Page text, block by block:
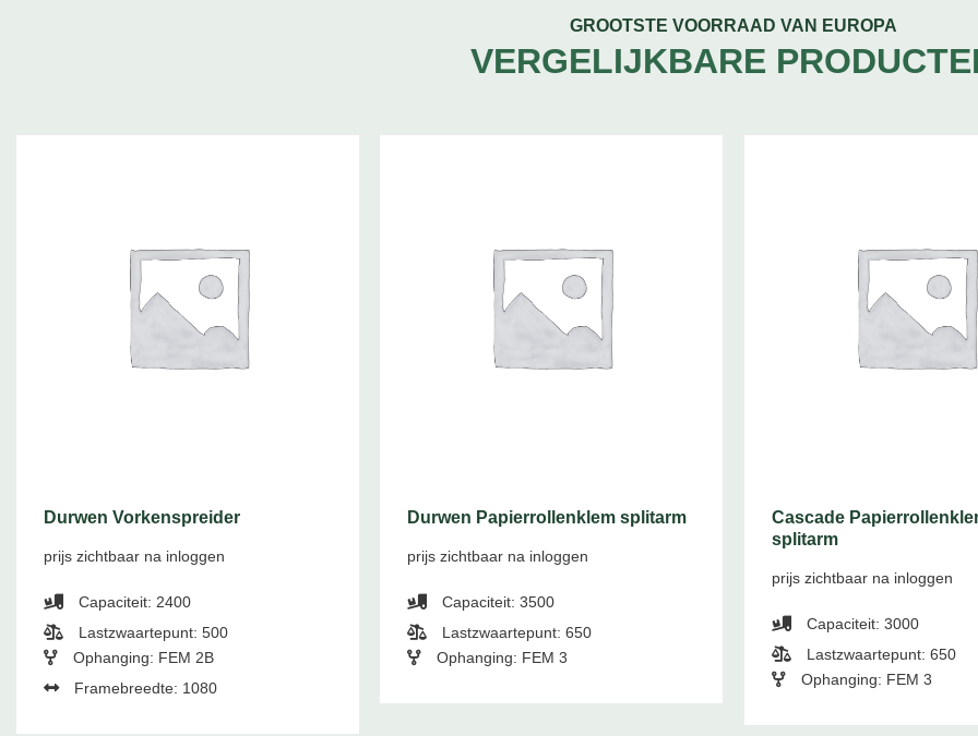
GROOTSTE VOORRAAD VAN EUROPA
VERGELIJKBARE
Durwen Vorkenspreider
prijs zichtbaar na inloggen
Capaciteit: 2400
Lastzwaartepunt: 500
Ophanging: FEM 2B
Framebreedte: 1080
Durwen Papierrollenklem splitarm
prijs zichtbaar na inloggen
Capaciteit: 3500
Lastzwaartepunt: 650
Ophanging: FEM 3
Cascade
splitarm
prijs zichtbaar na inloggen
Capaciteit: 3000
Lastzwaartepunt: 650
Ophanging: FEM 3